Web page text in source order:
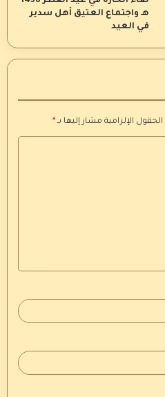
هـ واجتماع العتيق أهل سدير
في العيد
الحقول الإلزامية مشار إليها بـ *